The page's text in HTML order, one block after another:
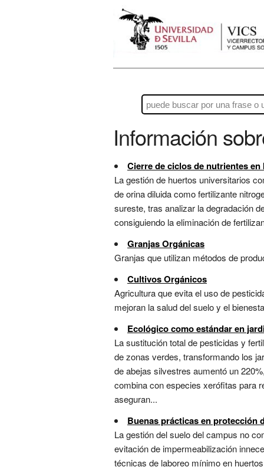
Información
Cierre de ciclos de nutrientes en
La gestión de huertos universitarios
de orina diluida como fertilizante
sureste, tras analizar la degradación
consiguiendo la eliminación de
Granjas Orgánicas
Granjas que utilizan métodos de
Cultivos Orgánicos
Agricultura que evita el uso de
mejoran la salud del suelo y el
Ecológico como estándar en
La sustitución total de pesticidas y
de zonas verdes, transformando los
de abejas silvestres aumentó un
combina con especies xerófitas para
aseguran...
Buenas prácticas en protección
La gestión del suelo del campus no
evitación de impermeabilización
técnicas de laboreo mínimo en